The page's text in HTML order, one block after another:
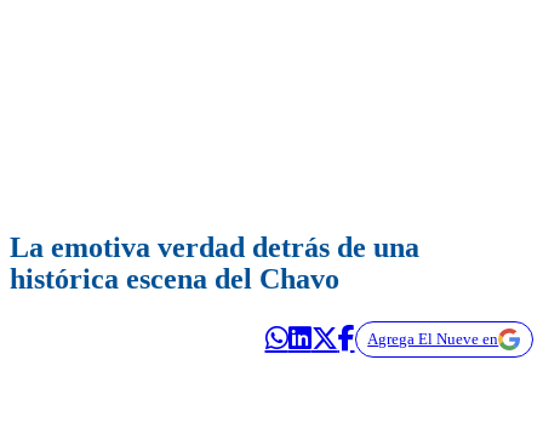
La emotiva verdad detrás de una
histórica escena del Chavo
Agrega El Nueve en